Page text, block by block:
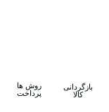
بازگردانی
کالا
روش ها
پرداخت